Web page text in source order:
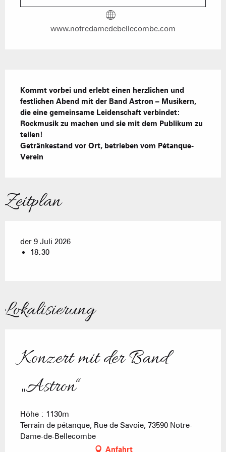
www.notredamedebellecombe.com
Beschreibung
Kommt vorbei und erlebt einen herzlichen und
festlichen Abend mit der Band Astron – Musikern,
die eine gemeinsame Leidenschaft verbindet:
Rockmusik zu machen und sie mit dem Publikum zu
teilen!
Getränkestand vor Ort, betrieben vom Pétanque-
Verein
Zeitplan
der 9 Juli 2026
18:30
Lokalisierung
Konzert mit der Band
„Astron“
Höhe : 1130m
Terrain de pétanque, Rue de Savoie, 73590 Notre-
Dame-de-Bellecombe
Anfahrt